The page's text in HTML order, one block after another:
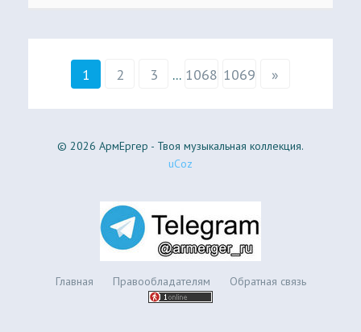
1 2 3 ... 1068 1069 »
© 2026 АрмЕргер - Твоя музыкальная коллекция.
uCoz
Главная Правообладателям Обратная связь